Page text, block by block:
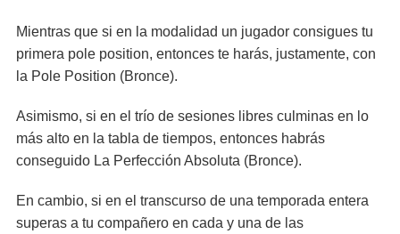
Mientras que si en la modalidad un jugador consigues tu
primera pole position, entonces te harás, justamente, con
la Pole Position (Bronce).
Asimismo, si en el trío de sesiones libres culminas en lo
más alto en la tabla de tiempos, entonces habrás
conseguido La Perfección Absoluta (Bronce).
En cambio, si en el transcurso de una temporada entera
superas a tu compañero en cada y una de las